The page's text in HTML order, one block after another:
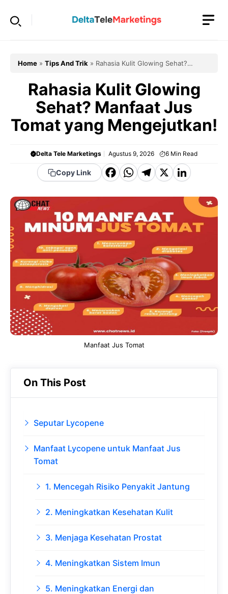
Home » Tips And Trik » Rahasia Kulit Glowing Sehat?
Rahasia Kulit Glowing
Sehat? Manfaat Jus
Tomat yang Mengejutkan!
Delta Tele Marketings Agustus 9, 2026 6 Min Read
Copy Link
F
e
b
o
o
k
W
t
s
A
p
p
T
g
r
a
m
X Li
k
e
d
In
Manfaat Jus Tomat
On This Post
Seputar Lycopene
Manfaat Lycopene untuk Manfaat Jus
Tomat
1. Mencegah Risiko Penyakit Jantung
2. Meningkatkan Kesehatan Kulit
3. Menjaga Kesehatan Prostat
4. Meningkatkan Sistem Imun
5. Meningkatkan Energi dan